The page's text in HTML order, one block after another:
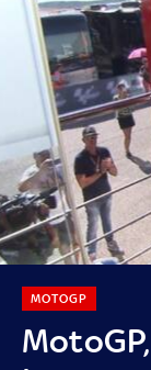
MOTOGP